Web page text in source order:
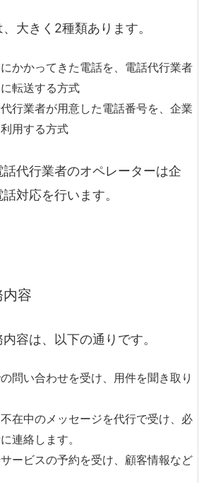
大きく2種類あります。
かかってきた電話を、電話代行業者
転送する方式
行業者が用意した電話番号を、企業
用する方式
代行業者のオペレーターは企
対応を行います。
容
容は、以下の通りです。
問い合わせを受け、用件を聞き取り
在中のメッセージを代行で受け、必
連絡します。
ービスの予約を受け、顧客情報など